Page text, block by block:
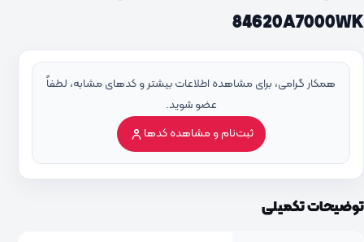
84620A7000WK
همکار گرامی، برای مشاهده اطلاعات بیشتر و کدهای مشابه، لطفاً
عضو شوید.
ثبت‌نام و مشاهده کدها
توضیحات تکمیلی